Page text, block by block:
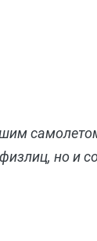
но и